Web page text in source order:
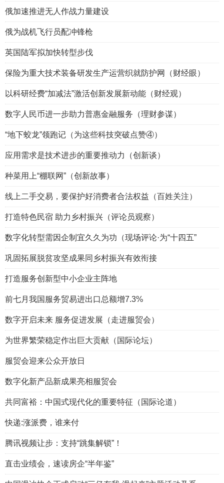
俄加速推进无人作战力量建设
俄为战机飞行员配冲锋枪
英国陆军拟加快转型步伐
保险为重大技术装备研发生产运营织就防护网（财经眼）
以科研经费“加减法”激活创新发展新动能（财经观）
数字人民币进一步助力普惠金融服务（理财参谋）
“地下蛟龙”领跑记（为这些科技突破点赞④）
应用需求是技术进步的重要推动力（创新谈）
种菜用上“棚联网”（创新故事）
线上二手交易，要保护好消费者合法权益（百姓关注）
打造特色民宿 助力乡村振兴（评论员观察）
数字化转型需因企制宜久久为功（现场评论·为“十四五”
巩固拓展脱贫攻坚成果同乡村振兴有效衔接
打造服务创新型中小企业主阵地
前七月我国服务贸易进出口总额增7.3%
数字开启未来 服务促进发展（走进服贸会）
为世界繁荣稳定作出巨大贡献（国际论坛）
服贸会迎来公众开放日
数字化新产品新成果亮相服贸会
共同富裕：中国式现代化的重要特征（国际论道）
快递:涨派费，谁来付
腾讯视频让步：支持“跳集解锁”！
直击业绩会，速读房企“半年鉴”